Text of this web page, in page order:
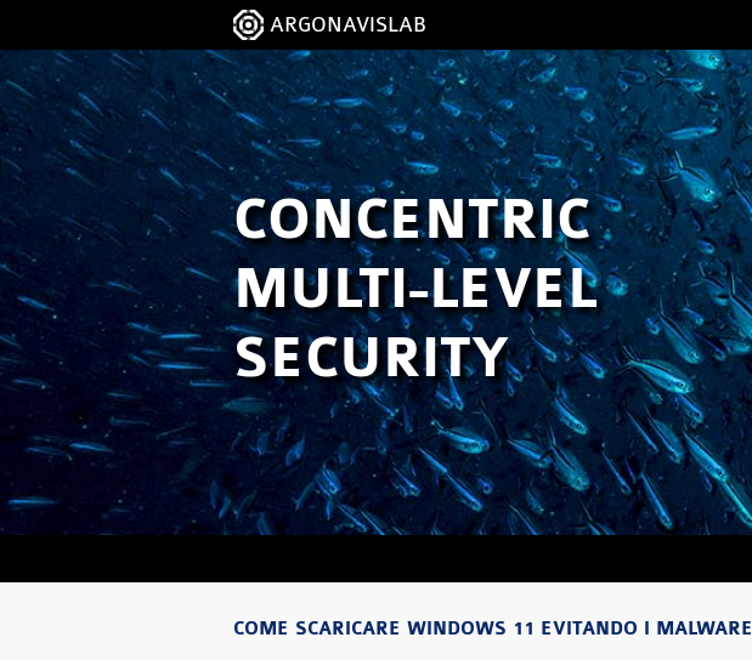
ARGONAVISLAB
CONCENTRIC
MULTI-LEVEL
SECURITY
COME SCARICARE WINDOWS 11 EVITANDO I MALWARE